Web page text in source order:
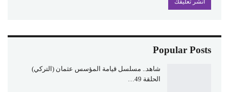
Popular Posts
شاهد.. مسلسل قيامة المؤسس عثمان (التركي)
الحلقة 49…